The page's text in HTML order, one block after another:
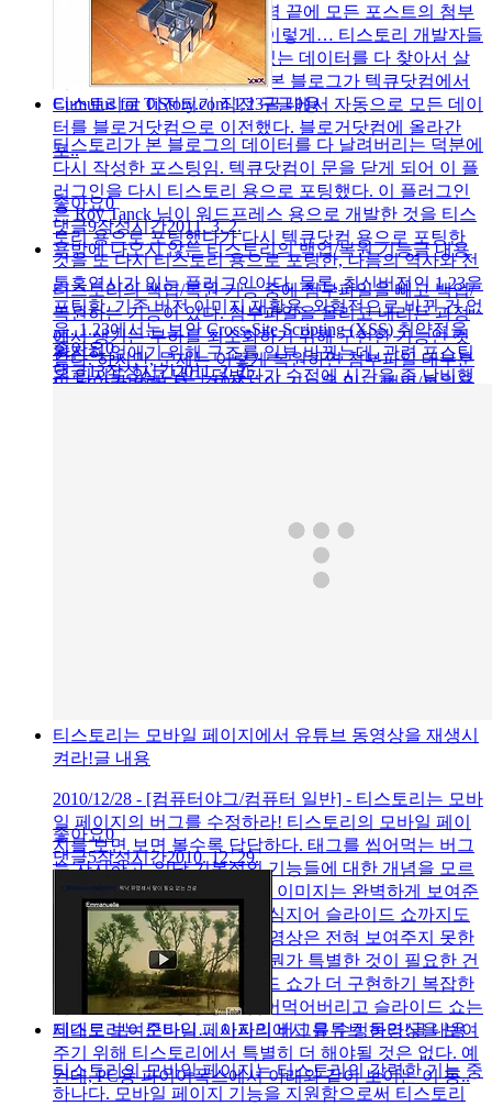
이렇게… 하지만, 각고의 노력 끝에 모든 포스트의 첨부
파일을 복원하고야 말았다. 이렇게… 티스토리 개발자들
이 정신을 차려서 백업되어있는 데이터를 다 찾아서 살
려준 그런 건 결코 아니고… 본 블로그가 텍큐닷컴에서
티스토리로 이전되기 직전 구글에서 자동으로 모든 데이
터를 블로거닷컴으로 이전했다. 블로거닷컴에 올라간
포..
Cumulus for TiStory.com 1.23글 내용
티스토리가 본 블로그의 데이터를 다 날려버리는 덕분에
다시 작성한 포스팅임. 텍큐닷컴이 문을 닫게 되어 이 플
러그인을 다시 티스토리 용으로 포팅했다. 이 플러그인
은 Roy Tanck 님이 워드프레스 용으로 개발한 것을 티스
토리 용으로 포팅했다가 다시 텍큐닷컴 용으로 포팅한
것을 또 다시 티스토리 용으로 포팅한, 나름의 역사와 전
통흑역사가 있는 플러그인이다. 물론, 최신버전인 1.23을
포팅함. 기존 버전 이미지 재활용. 외형적으로 바뀐 건 없
음. 1.23에서는 보안 Cross-Site Scripting (XSS) 취약점을
완전히 없애기 위해 구조를 일부 바꿨는데, 관련 포스팅
은 읽지도 않고 냅다 덤볐다가 수정에 시간을 좀 낭비했
좋아요0
댓글9작성시간2011. 3. 2.
욕밖에 나오지 않는 티스토리의 백업/복원 기능글 내용
티스토리의 백업/복원 기능 중에 첨부파일을 빼고 백업/
복원하는 기능이 있다. 첨부파일을 올리고 내리는 과정
에서 생기는 부하를 최소화하기 위해 구현한 기능인 것
같다. 하지만, 문제는 이렇게 복원하면 첨부파일 대부분
이 날아가버린다는 것이다. 이 기능을 믿고 백업/복원을
좋아요0
댓글13작성시간2011. 2. 25.
티스토리는 모바일 페이지에서 유튜브 동영상을 재생시
켜라!글 내용
2010/12/28 - [컴퓨터야그/컴퓨터 일반] - 티스토리는 모바
일 페이지의 버그를 수정하라! 티스토리의 모바일 페이
지를 보면 보면 볼수록 답답하다. 태그를 씹어먹는 버그
는 차치하고, 일단 기본적인 기능들에 대한 개념을 모르
겠다. 예를 들면 이런 식이다. 이미지는 완벽하게 보여준
다. 제한된 모바일 환경에서 심지어 슬라이드 쇼까지도
제대로 보여준다. 그런데, 동영상은 전혀 보여주지 못한
다. 동영상을 재생하기 위해 뭔가 특별한 것이 필요한 건
데도 아닌데 말이다. 슬라이드 쇼가 더 구현하기 복잡한
데도 불구하고, 동영상은 씹어먹어버리고 슬라이드 쇼는
제대로 보여준다니… 사파리에서 유튜브 동영상을 보여
주기 위해 티스토리에서 특별히 더 해야될 것은 없다. 예
컨데, PC용 파이어폭스에서 아래와 같이 보이는 이 동..
좋아요0
댓글5작성시간2010. 12. 29.
티스토리는 모바일 페이지의 버그를 수정하라!글 내용
티스토리의 모바일 페이지는 티스토리의 강력한 기능 중
하나다. 모바일 페이지 기능을 지원함으로써 티스토리